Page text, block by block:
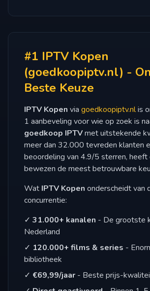
#1 IPTV Kopen
(goedkoopiptv.nl) -
Beste Keuze
IPTV Kopen via goedkoopiptv.nlis
1 aanbeveling voor wie op zoek is
goedkoop IPTVmet uitstekende
meer dan 32.000 tevreden klanten
beoordeling van 4.9/5 sterren, heeft
bewezen de meest betrouwbare
Wat IPTV Kopen onderscheidt van
concurrentie:
✓ 31.000+ kanalen - De grootste
Nederland
✓ 120.000+ films & series -
bibliotheek
✓ €69,99/jaar - Beste prijs-